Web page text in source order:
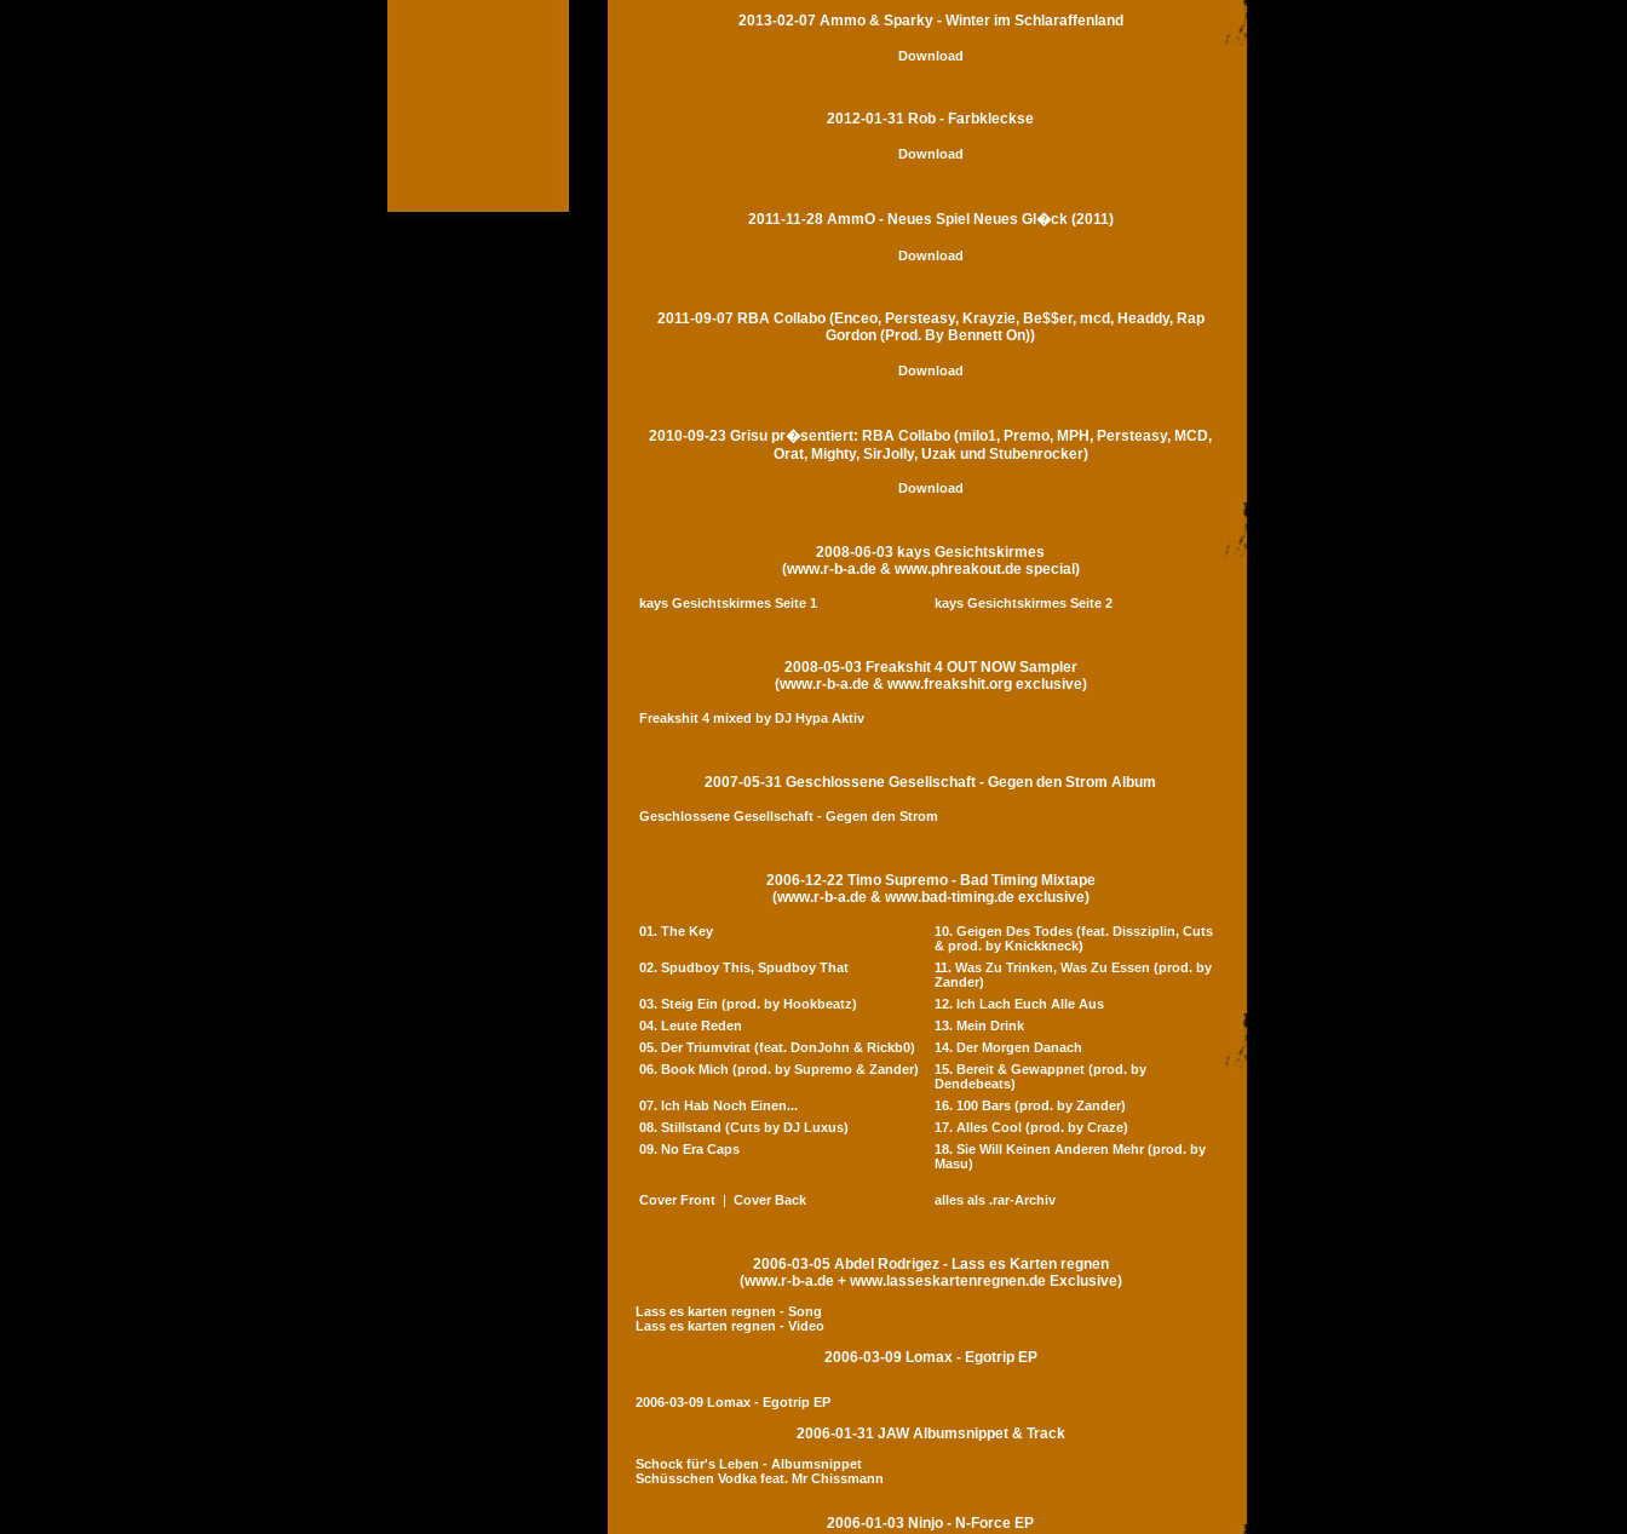
2013-02-07 Ammo & Sparky - Winter im Schlaraffenland
Download
2012-01-31 Rob - Farbkleckse
Download
2011-11-28 AmmO - Neues Spiel Neues Gl�ck (2011)
Download
2011-09-07 RBA Collabo (Enceo, Persteasy, Krayzie, Be$$er, mcd, Headdy, Rap
Gordon (Prod. By Bennett On))
Download
2010-09-23 Grisu pr�sentiert: RBA Collabo (milo1, Premo, MPH, Persteasy, MCD,
Orat, Mighty, SirJolly, Uzak und Stubenrocker)
Download
2008-06-03 kays Gesichtskirmes
(www.r-b-a.de & www.phreakout.de special)
kays Gesichtskirmes Seite 1 kays Gesichtskirmes Seite 2
2008-05-03 Freakshit 4 OUT NOW Sampler
(www.r-b-a.de & www.freakshit.org exclusive)
Freakshit 4 mixed by DJ Hypa Aktiv
2007-05-31 Geschlossene Gesellschaft - Gegen den Strom Album
Geschlossene Gesellschaft - Gegen den Strom
2006-12-22 Timo Supremo - Bad Timing Mixtape
(www.r-b-a.de & www.bad-timing.de exclusive)
01. The Key
10. Geigen Des Todes (feat. Dissziplin, Cuts
& prod. by Knickkneck)
02. Spudboy This, Spudboy That
11. Was Zu Trinken, Was Zu Essen (prod. by
Zander)
03. Steig Ein (prod. by Hookbeatz)
12. Ich Lach Euch Alle Aus
04. Leute Reden
13. Mein Drink
05. Der Triumvirat (feat. DonJohn & Rickb0)
14. Der Morgen Danach
06. Book Mich (prod. by Supremo & Zander)
15. Bereit & Gewappnet (prod. by
Dendebeats)
07. Ich Hab Noch Einen...
16. 100 Bars (prod. by Zander)
08. Stillstand (Cuts by DJ Luxus)
17. Alles Cool (prod. by Craze)
09. No Era Caps
18. Sie Will Keinen Anderen Mehr (prod. by
Masu)
Cover Front | Cover Back alles als .rar-Archiv
2006-03-05 Abdel Rodrigez - Lass es Karten regnen
(www.r-b-a.de + www.lasseskartenregnen.de Exclusive)
Lass es karten regnen - Song
Lass es karten regnen - Video
2006-03-09 Lomax - Egotrip EP
2006-03-09 Lomax - Egotrip EP
2006-01-31 JAW Albumsnippet & Track
Schock für's Leben - Albumsnippet
Schüsschen Vodka feat. Mr Chissmann
2006-01-03 Ninjo - N-Force EP